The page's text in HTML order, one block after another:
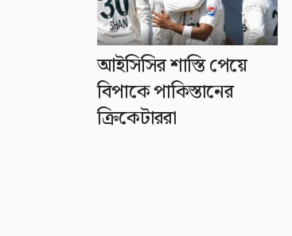
আইসিসির শাস্তি পেয়ে
বিপাকে পাকিস্তানের
ক্রিকেটাররা